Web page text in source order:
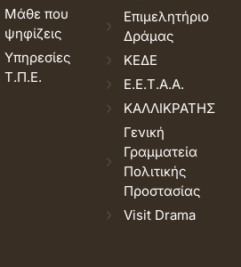
Μάθε που
ψηφίζεις
Υπηρεσίες
Τ.Π.Ε.
Επιμελητήριο
Δράμας
ΚΕΔΕ
Ε.Ε.Τ.Α.Α.
ΚΑΛΛΙΚΡΑΤΗΣ
Γενική
Γραμματεία
Πολιτικής
Προστασίας
Visit Drama